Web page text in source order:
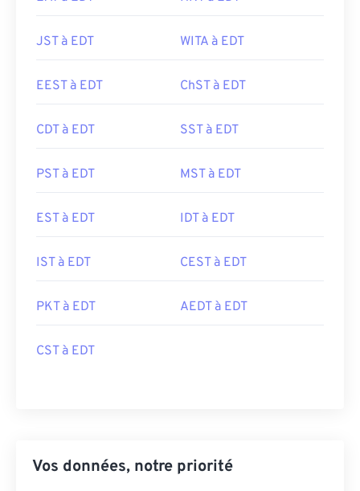
JST à EDT WITA à EDT
EEST à EDT ChST à EDT
CDT à EDT SST à EDT
PST à EDT MST à EDT
EST à EDT IDT à EDT
IST à EDT CEST à EDT
PKT à EDT AEDT à EDT
CST à EDT
Vos données, notre priorité